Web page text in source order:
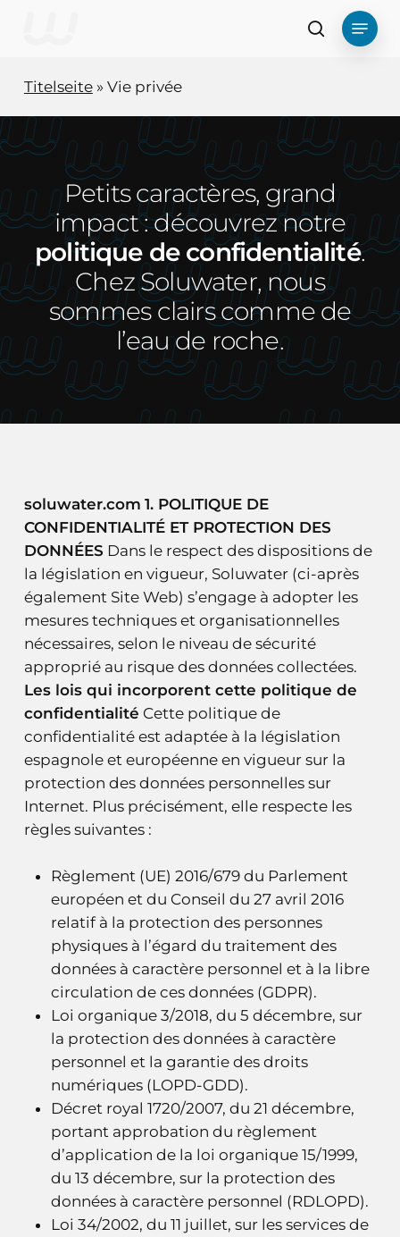
Suche
Menü
Titelseite» Vie privée
Petits caractères, grand
impact : découvrez notre
politique de confidentialité.
Chez Soluwater, nous
sommes clairs comme de
l’eau de roche.
soluwater.com 1. POLITIQUE DE
CONFIDENTIALITÉ ET PROTECTION DES
DONNÉES Dans le respect des dispositions de
la législation en vigueur, Soluwater (ci-après
également Site Web) s’engage à adopter les
mesures techniques et organisationnelles
nécessaires, selon le niveau de sécurité
approprié au risque des données collectées.
Les lois qui incorporent cette politique de
confidentialité Cette politique de
confidentialité est adaptée à la législation
espagnole et européenne en vigueur sur la
protection des données personnelles sur
Internet. Plus précisément, elle respecte les
règles suivantes :
Règlement (UE) 2016/679 du Parlement
européen et du Conseil du 27 avril 2016
relatif à la protection des personnes
physiques à l’égard du traitement des
données à caractère personnel et à la libre
circulation de ces données (GDPR).
Loi organique 3/2018, du 5 décembre, sur
la protection des données à caractère
personnel et la garantie des droits
numériques (LOPD-GDD).
Décret royal 1720/2007, du 21 décembre,
portant approbation du règlement
d’application de la loi organique 15/1999,
du 13 décembre, sur la protection des
données à caractère personnel (RDLOPD).
Loi 34/2002, du 11 juillet, sur les services de